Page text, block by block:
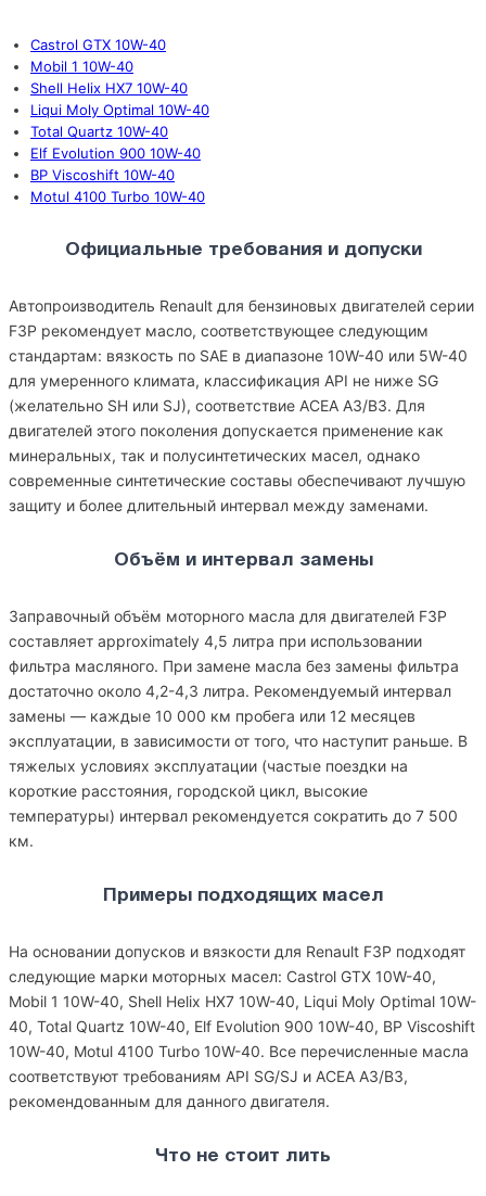
Castrol GTX 10W-40
Mobil 1 10W-40
Shell Helix HX7 10W-40
Liqui Moly Optimal 10W-40
Total Quartz 10W-40
Elf Evolution 900 10W-40
BP Viscoshift 10W-40
Motul 4100 Turbo 10W-40
Официальные требования и допуски
Автопроизводитель Renault для бензиновых двигателей серии
F3P рекомендует масло, соответствующее следующим
стандартам: вязкость по SAE в диапазоне 10W-40 или 5W-40
для умеренного климата, классификация API не ниже SG
(желательно SH или SJ), соответствие ACEA A3/B3. Для
двигателей этого поколения допускается применение как
минеральных, так и полусинтетических масел, однако
современные синтетические составы обеспечивают лучшую
защиту и более длительный интервал между заменами.
Объём и интервал замены
Заправочный объём моторного масла для двигателей F3P
составляет approximately 4,5 литра при использовании
фильтра масляного. При замене масла без замены фильтра
достаточно около 4,2-4,3 литра. Рекомендуемый интервал
замены — каждые 10 000 км пробега или 12 месяцев
эксплуатации, в зависимости от того, что наступит раньше. В
тяжелых условиях эксплуатации (частые поездки на
короткие расстояния, городской цикл, высокие
температуры) интервал рекомендуется сократить до 7 500
км.
Примеры подходящих масел
На основании допусков и вязкости для Renault F3P подходят
следующие марки моторных масел: Castrol GTX 10W-40,
Mobil 1 10W-40, Shell Helix HX7 10W-40, Liqui Moly Optimal 10W-
40, Total Quartz 10W-40, Elf Evolution 900 10W-40, BP Viscoshift
10W-40, Motul 4100 Turbo 10W-40. Все перечисленные масла
соответствуют требованиям API SG/SJ и ACEA A3/B3,
рекомендованным для данного двигателя.
Что не стоит лить